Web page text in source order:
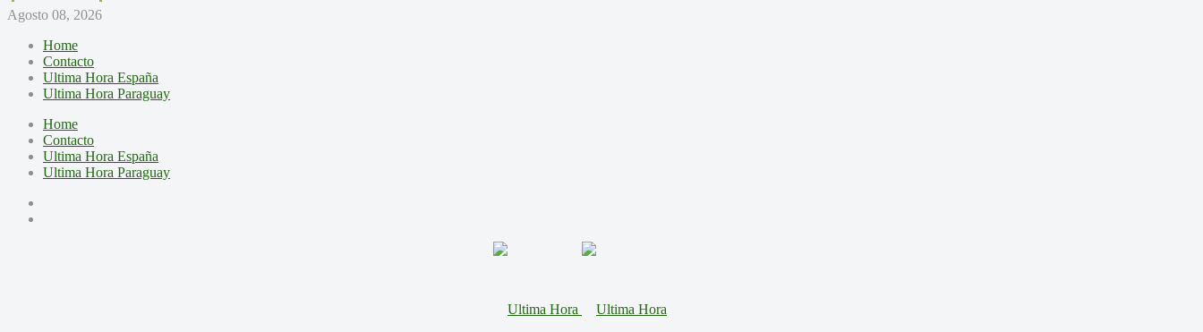
Agosto 08, 2026
Home
Contacto
Ultima Hora España
Ultima Hora Paraguay
Home
Contacto
Ultima Hora España
Ultima Hora Paraguay